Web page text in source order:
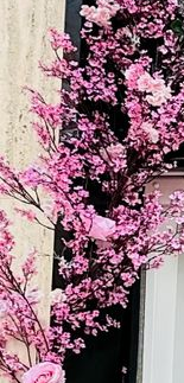
650€ Alquiler trono